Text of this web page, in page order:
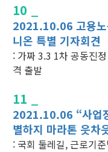
10 _
2021.10.06 고용노
니온 특별 기자회견
: 가짜 3.3 1차 공동진
격 출발
11 _
2021.10.06 “사업
별하지 마라톤 읏차
: 국회 둘레길, 근로기